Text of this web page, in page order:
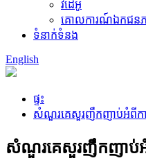
វីដេអូ
គោលការណ៍ឯកជនភ
ទំនាក់ទំនង
English
ផ្ទះ
សំណួរគេសួរញឹកញាប់អំពីការ
សំណួរគេសួរញឹកញាប់អំ